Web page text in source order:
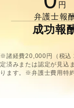
円
弁護士報
成功報
※諸経費20,000円（税込
定済みまたは認定が見込
ります。※弁護士費用特